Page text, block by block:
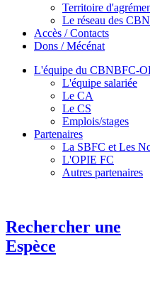
Territoire
Le réseau des CBN
Accès / Contacts
Dons / Mécénat
L'équipe du CBNBFC-
L'équipe salariée
Le CA
Le CS
Emplois/stages
Partenaires
La SBFC et Les
L'OPIE FC
Autres partenaires
Rechercher une
Espèce